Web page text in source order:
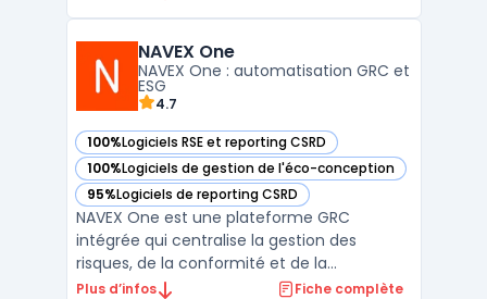
avec la Responsabilité Sociétale des
Entreprises ...
NAVEX One
NAVEX One : automatisation GRC et
ESG
4.7
100%Logiciels RSE et reporting CSRD
— voir NAVEX One dans cette catégorie
100%Logiciels de gestion de l'éco-conception
— voir NAVEX One dans cette catégorie
95%Logiciels de reporting CSRD
— voir NAVEX One dans cette catégorie
NAVEX One est une plateforme GRC
intégrée qui centralise la gestion des
risques, de la conformité et de la
gouvernance. Avec un large éventail
Plus d’infos Fiche complète